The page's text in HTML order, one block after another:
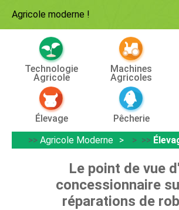
Agricole moderne !
Technologie
Agricole
Machines
Agricoles
Élevage Pêcherie
>> Agricole Moderne > >>
Le point de vue
concessionnaire
réparations de